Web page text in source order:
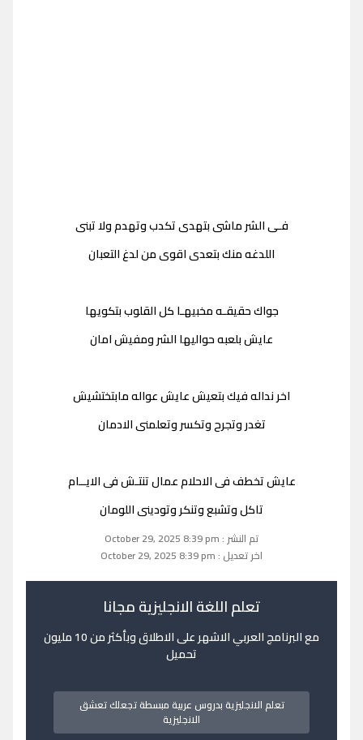
فـى الشر ماشى بتهدى تكدب وتهدم ولا تبنى
اللدغه منك بتعدى اقوى من لدغ التعبان
جواك حقيقـه مخبيهـا كل القلوب بتكويها
عايش بلعبه حواليها الشر ومفيش امان
اخر نداله فيك بتعيش عايش عواله مابتختشيش
تغدر وتجرح وتكسر وتعلمنى الادمان
عايش تخطف فى الاحلام عمال تنتـش فى الايــام
تاكل وتشبع وتنكر وتودينى اللومان
تم النشر : October 29, 2025 8:39 pm
اخر تعديل : October 29, 2025 8:39 pm
تعلم اللغة الانجليزية مجانا
مع البرنامج العربي الاشهر على الاطلاق وبأكثر من 10 مليون
تحميل
تعلم الانجليزية بدروس عربية مبسطة تجعلك تعشق
الانجليزية